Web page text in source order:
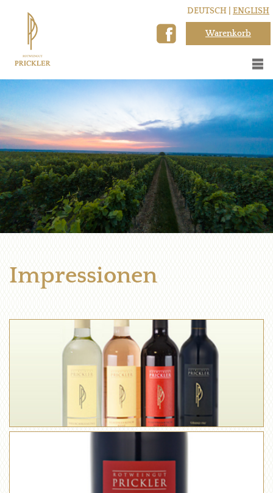
DEUTSCH | ENGLISH
Warenkorb
Impressionen